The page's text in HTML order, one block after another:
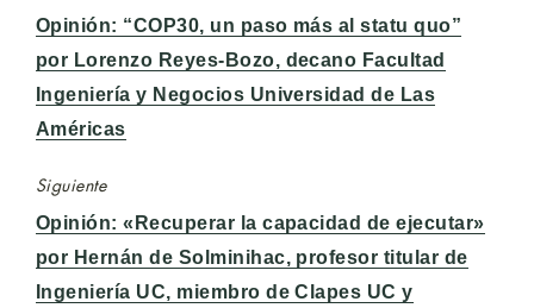
Entrada
anterior:
Opinión: “COP30, un paso más al statu quo”
por Lorenzo Reyes-Bozo, decano Facultad
Ingeniería y Negocios Universidad de Las
Américas
Siguiente
Entrada
siguiente:
Opinión: «Recuperar la capacidad de ejecutar»
por Hernán de Solminihac, profesor titular de
Ingeniería UC, miembro de Clapes UC y